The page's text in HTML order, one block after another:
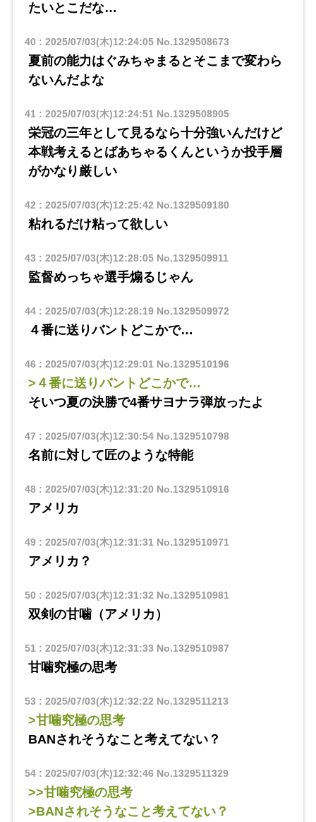
たいとこだな…
40 : 2025/07/03(木)12:24:05No.1329508673
夏前の能力はぐみちゃまるとそこまで変わら
ないんだよな
41 : 2025/07/03(木)12:24:51 No.1329508905
栄冠の三年として見るなら十分強いんだけど
本戦考えるとばあちゃるくんというか投手層
がかなり厳しい
42 : 2025/07/03(木)12:25:42 No.1329509180
粘れるだけ粘って欲しい
43 : 2025/07/03(木)12:28:05No.1329509911
監督めっちゃ選手煽るじゃん
44: 2025/07/03(木)12:28:19No.1329509972
４番に送りバントどこかで…
46 : 2025/07/03(木)12:29:01 No.1329510196
>４番に送りバントどこかで…
そいつ夏の決勝で4番サヨナラ弾放ったよ
47 : 2025/07/03(木)12:30:54No.1329510798
名前に対して匠のような特能
48: 2025/07/03(木)12:31:20 No.1329510916
アメリカ
49: 2025/07/03(木)12:31:31 No.1329510971
アメリカ？
50 : 2025/07/03(木)12:31:32 No.1329510981
双剣の甘噛（アメリカ）
51 : 2025/07/03(木)12:31:33 No.1329510987
甘噛究極の思考
53 : 2025/07/03(木)12:32:22 No.1329511213
>甘噛究極の思考
BANされそうなこと考えてない？
54: 2025/07/03(木)12:32:46 No.1329511329
>>甘噛究極の思考
>BANされそうなこと考えてない？